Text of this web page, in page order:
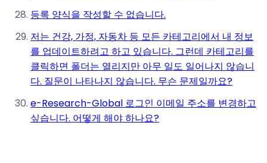
등록 양식을 작성할 수 없습니다.
저는 건강, 가정, 자동차 등 모든 카테고리에서 내 정보
를 업데이트하려고 하고 있습니다. 그런데 카테고리를
클릭하면 폴더는 열리지만 아무 일도 일어나지 않습니
다. 질문이 나타나지 않습니다. 무슨 문제일까요?
e-Research-Global 로그인 이메일 주소를 변경하고
싶습니다. 어떻게 해야 하나요?